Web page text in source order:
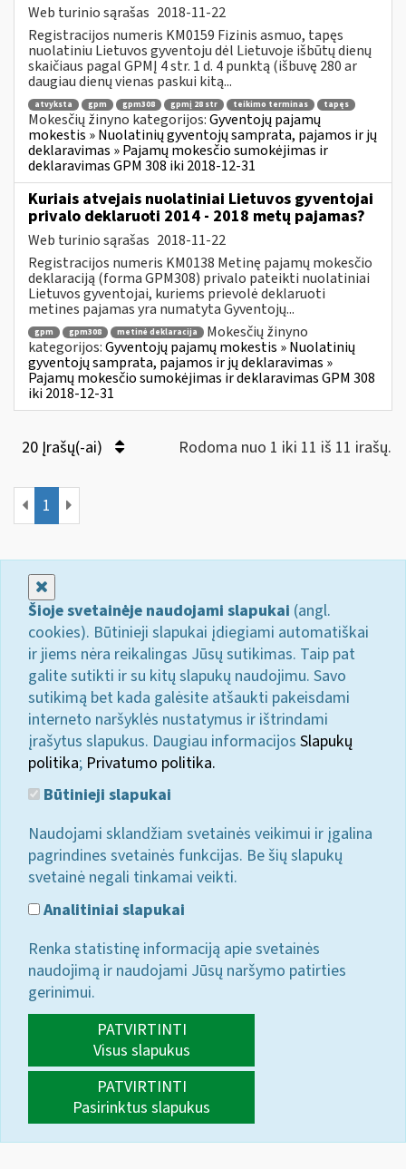
Web turinio sąrašas 2018-11-22
Registracijos numeris KM0159 Fizinis asmuo, tapęs
nuolatiniu Lietuvos gyventoju dėl Lietuvoje išbūtų dienų
skaičiaus pagal GPMĮ 4 str. 1 d. 4 punktą (išbuvę 280 ar
daugiau dienų vienas paskui kitą...
atvyksta gpm gpm308 gpmį 28 str teikimo terminas tapęs
Mokesčių žinyno kategorijos:Gyventojų pajamų
mokestis » Nuolatinių gyventojų samprata, pajamos ir jų
deklaravimas » Pajamų mokesčio sumokėjimas ir
deklaravimas GPM 308 iki 2018-12-31
Kuriais atvejais nuolatiniai Lietuvos gyventojai
privalo deklaruoti 2014 - 2018 metų pajamas?
Web turinio sąrašas 2018-11-22
Registracijos numeris KM0138 Metinę pajamų mokesčio
deklaraciją (forma GPM308) privalo pateikti nuolatiniai
Lietuvos gyventojai, kuriems prievolė deklaruoti
metines pajamas yra numatyta Gyventojų...
gpm gpm308 metinė deklaracija
Mokesčių žinyno
kategorijos:Gyventojų pajamų mokestis » Nuolatinių
gyventojų samprata, pajamos ir jų deklaravimas »
Pajamų mokesčio sumokėjimas ir deklaravimas GPM 308
iki 2018-12-31
20 Įrašų(-ai) Rodoma nuo 1 iki 11 iš 11 irašų.
1
Šioje svetainėje naudojami slapukai (angl.
cookies). Būtinieji slapukai įdiegiami automatiškai
ir jiems nėra reikalingas Jūsų sutikimas. Taip pat
galite sutikti ir su kitų slapukų naudojimu. Savo
sutikimą bet kada galėsite atšaukti pakeisdami
interneto naršyklės nustatymus ir ištrindami
įrašytus slapukus. Daugiau informacijos Slapukų
politika; Privatumo politika.
Būtinieji slapukai
Naudojami sklandžiam svetainės veikimui ir įgalina
pagrindines svetainės funkcijas. Be šių slapukų
svetainė negali tinkamai veikti.
Analitiniai slapukai
Renka statistinę informaciją apie svetainės
naudojimą ir naudojami Jūsų naršymo patirties
gerinimui.
PATVIRTINTI
Visus slapukus
PATVIRTINTI
Pasirinktus slapukus